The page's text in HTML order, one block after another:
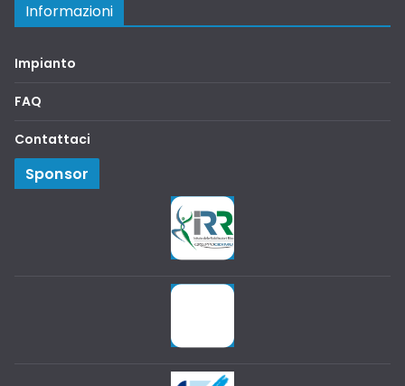
Informazioni
Impianto
FAQ
Contattaci
Sponsor